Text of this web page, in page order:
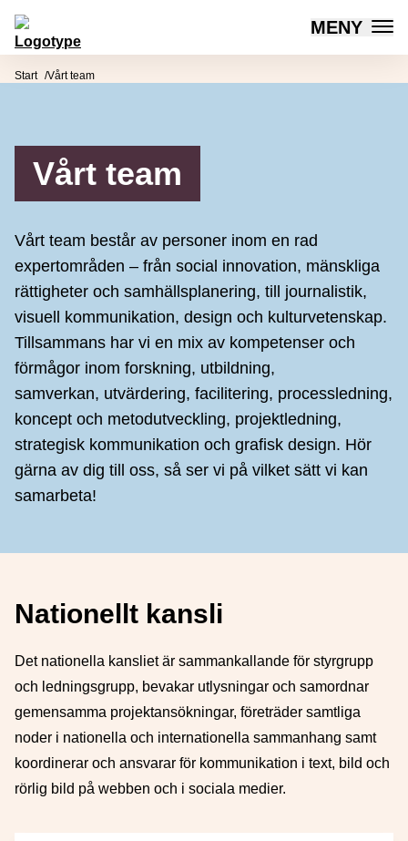
Hoppa till innehåll
Mötesplatsen Social Innovation MENY
Start Vårt team
Vårt team
Vårt team består av personer inom en rad
expertområden – från social innovation, mänskliga
rättigheter och samhällsplanering, till journalistik,
visuell kommunikation, design och kulturvetenskap.
Tillsammans har vi en mix av kompetenser och
förmågor inom forskning, utbildning,
samverkan, utvärdering, facilitering, processledning,
koncept och metodutveckling, projektledning,
strategisk kommunikation och grafisk design. Hör
gärna av dig till oss, så ser vi på vilket sätt vi kan
samarbeta!
Nationellt kansli
Det nationella kansliet är sammankallande för styrgrupp
och ledningsgrupp, bevakar utlysningar och samordnar
gemensamma projektansökningar, företräder samtliga
noder i nationella och internationella sammanhang samt
koordinerar och ansvarar för kommunikation i text, bild och
rörlig bild på webben och i sociala medier.